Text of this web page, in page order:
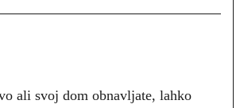
ali svoj dom obnavljate, lahko